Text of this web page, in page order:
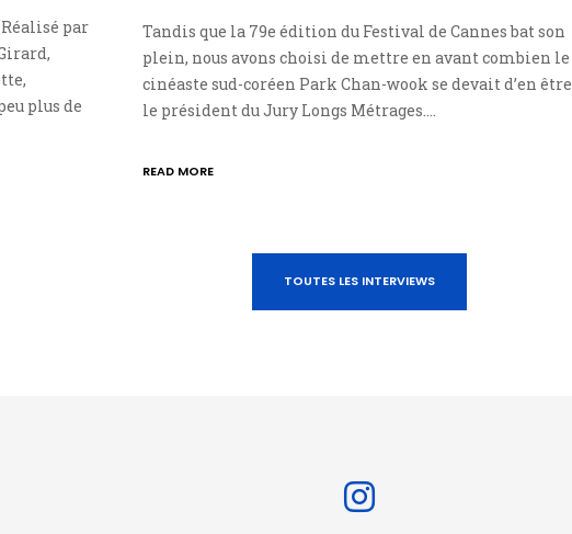
par
plus de
Tandis que la 79e édition du Festival de Cannes bat son
plein, nous avons choisi de mettre en avant combien le
cinéaste sud-coréen Park Chan-wook se devait d’en être
le président du Jury Longs Métrages.…
READ MORE
TOUTES LES INTERVIEWS